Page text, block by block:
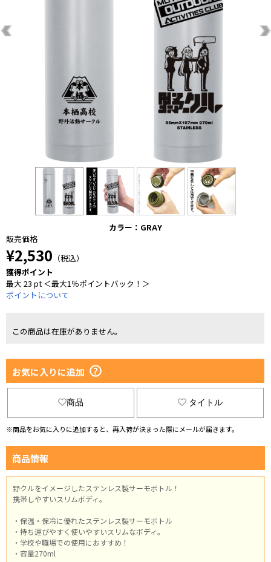
カラー：GRAY
販売価格
¥2,530 （税込）
獲得ポイント
最大 23 pt ＜最大1％ポイントバック！＞
ポイントについて
この商品は在庫がありません。
お気に入りに追加
商品 タイトル
※商品をお気に入りに追加すると、再入荷が決まった際にメールが届きます。
商品情報
野クルをイメージしたステンレス製サーモボトル！
携帯しやすいスリムボディ。
・保温・保冷に優れたステンレス製サーモボトル
・持ち運びやすく使いやすいスリムなボディ。
・学校や職場での使用におすすめ！
・容量270ml